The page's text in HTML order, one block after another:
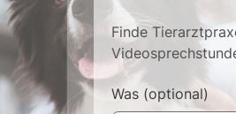
Finde
Was (optional)